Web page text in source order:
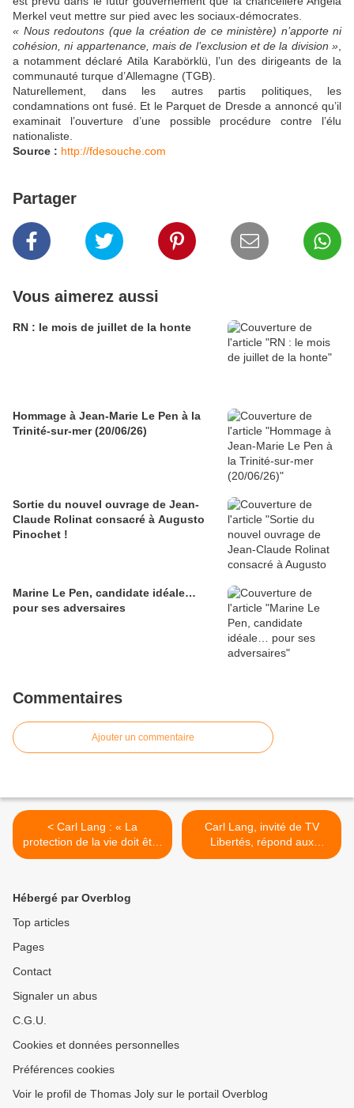
Merkel veut mettre sur pied avec les sociaux-démocrates.
« Nous redoutons (que la création de ce ministère) n’apporte ni
cohésion, ni appartenance, mais de l’exclusion et de la division »
a notamment déclaré Atila Karabörklü, l’un des dirigeants de la
communauté turque d’Allemagne (TGB).
Naturellement, dans les autres partis politiques, les
condamnations ont fusé. Et le Parquet de Dresde a annoncé qu’il
examinait l’ouverture d’une possible procédure contre l’élu
nationaliste.
Source : http://fdesouche.com
Partager
Vous aimerez aussi
RN : le mois de juillet de la honte
Hommage à Jean-Marie Le Pen à la
Trinité-sur-mer (20/06/26)
Sortie du nouvel ouvrage de Jean-
Claude Rolinat consacré à Augusto
Pinochet !
Marine Le Pen, candidate idéale…
pour ses adversaires
Commentaires
Ajouter un commentaire
< Carl Lang : « La
protection de la vie doit être
une mission sociale
Carl Lang, invité de TV
Libertés, répond aux
questions de Martial Bild >
Hébergé par Overblog
Top articles
Pages
Contact
Signaler un abus
C.G.U.
Cookies et données personnelles
Préférences cookies
Voir le profil de Thomas Joly sur le portail Overblog